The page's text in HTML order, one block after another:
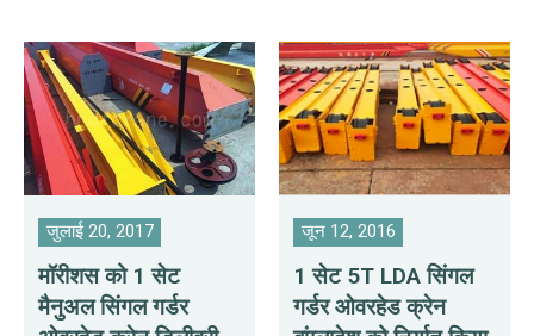
जुलाई 20, 2017
मॉरीशस को 1 सेट
मैनुअल सिंगल गर्डर
जून 12, 2016
1 सेट 5T LDA सिंगल
गर्डर ओवरहेड क्रेन